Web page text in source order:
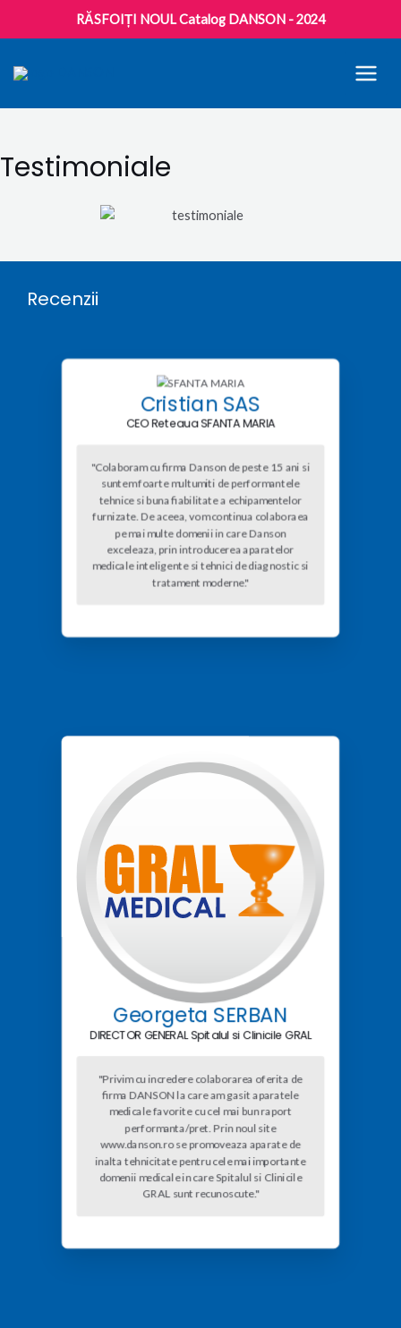
RĂSFOIȚI NOUL Catalog DANSON - 2024
Testimoniale
Recenzii
Cristian SAS
CEO Reteaua SFANTA MARIA
"Colaboram cu firma Danson de peste 15 ani si
suntem foarte multumiti de performantele
tehnice si buna fiabilitate a echipamentelor
furnizate. De aceea, vom continua colaboraea
pe mai multe domenii in care Danson
exceleaza, prin introducerea aparatelor
medicale inteligente si tehnici de diagnostic si
tratament moderne."
Georgeta SERBAN
DIRECTOR GENERAL Spitalul si Clinicile GRAL
"Privim cu incredere colaborarea oferita de
firma DANSON la care am gasit aparatele
medicale favorite cu cel mai bun raport
performanta/pret. Prin noul site
www.danson.ro se promoveaza aparate de
inalta tehnicitate pentru cele mai importante
domenii medicale in care Spitalul si Clinicile
GRAL sunt recunoscute."